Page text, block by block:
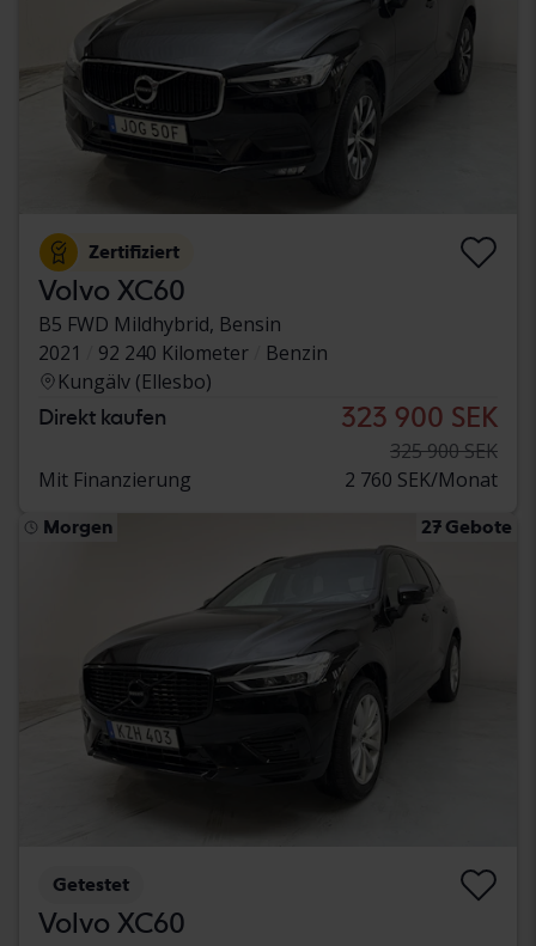
Zertifiziert
Volvo XC60
B5 FWD Mildhybrid, Bensin
2021
92 240 Kilometer
Benzin
Kungälv (Ellesbo)
Direkt kaufen 323 900 SEK
325 900 SEK
Mit Finanzierung
2 760 SEK/Monat
Morgen 27 Gebote
Getestet
Volvo XC60